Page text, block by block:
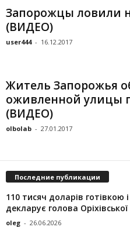
Запорожцы ловили
(ВИДЕО)
user444 - 16.12.2017
Житель Запорожья
оживленной улицы
(ВИДЕО)
olbolab - 27.01.2017
Последние публикации
110 тисяч доларів готівкою
декларує голова
oleg - 26.06.2026